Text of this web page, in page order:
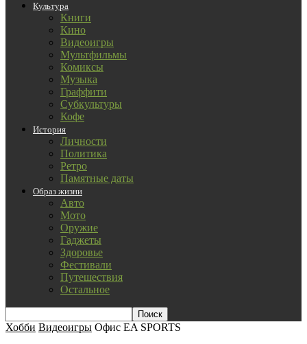
Культура
Книги
Кино
Видеоигры
Мультфильмы
Комиксы
Музыка
Граффити
Субкультуры
Кофе
История
Личности
Политика
Ретро
Памятные даты
Образ жизни
Авто
Мото
Оружие
Гаджеты
Здоровье
Фестивали
Путешествия
Остальное
Хобби Видеоигры Офис EA SPORTS